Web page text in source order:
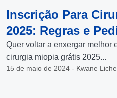
Inscrição Para
2025: Regras e
Quer voltar a enxergar melhor
cirurgia miopia grátis 2025...
15 de maio de 2024 - Kwane